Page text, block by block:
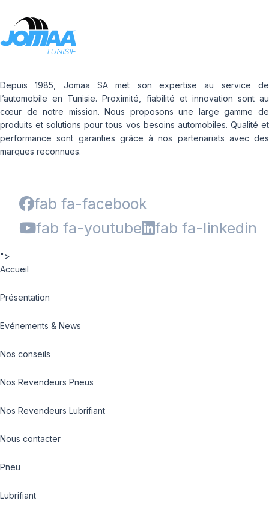
Depuis 1985, Jomaa SA met son expertise au service de
l’automobile en Tunisie. Proximité, fiabilité et innovation sont au
cœur de notre mission. Nous proposons une large gamme de
produits et solutions pour tous vos besoins automobiles. Qualité et
performance sont garanties grâce à nos partenariats avec des
marques reconnues.
fab fa-facebook
fab fa-youtube
fab fa-linkedin
">
Accueil
Présentation
Evénements & News
Nos conseils
Nos Revendeurs Pneus
Nos Revendeurs Lubrifiant
Nous contacter
Pneu
Lubrifiant